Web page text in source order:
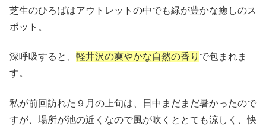
芝生のひろばはアウトレットの中でも緑が豊かな癒しのス
ポット。
深呼吸すると、 軽井沢の爽やかな自然の香り で包まれま
す。
私が前回訪れた９月の上旬は、日中まだまだ暑かったので
すが、場所が池の近くなので風が吹くととても涼しく、快